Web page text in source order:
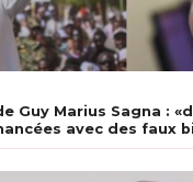
Guy Marius Sagna :
avec des faux